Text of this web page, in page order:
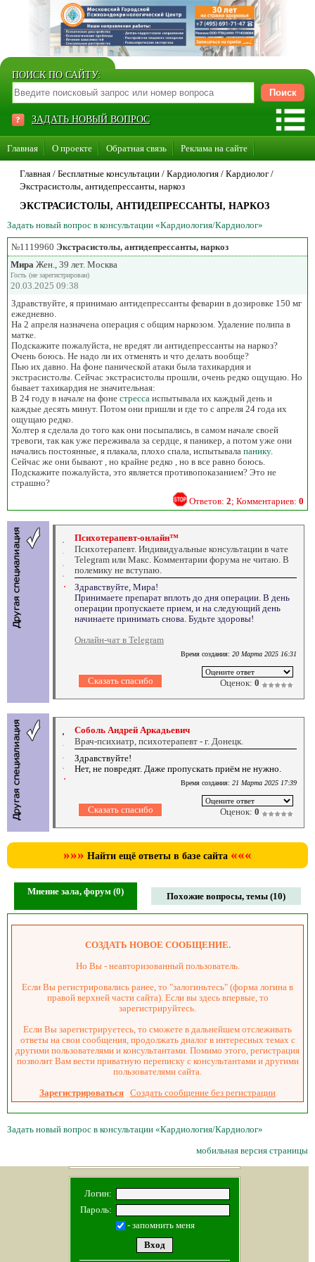
ПОИСК ПО САЙТУ:
ЗАДАТЬ НОВЫЙ ВОПРОС
Главная О проекте Обратная связь Реклама на сайте
Стать консультантом нашего сайта
Главная / Бесплатные консультации / Кардиология / Кардиолог /
Экстрасистолы, антидепрессанты, наркоз
ЭКСТРАСИСТОЛЫ, АНТИДЕПРЕССАНТЫ, НАРКОЗ
Задать новый вопрос в консультации «Кардиология/Кардиолог»
№1119960 Экстрасистолы, антидепрессанты, наркоз
Мира Жен., 39 лет. Москва
Гость (не зарегистрирован)
20.03.2025 09:38
Здравствуйте, я принимаю антидепрессанты феварин в дозировке 150 мг
ежедневно.
На 2 апреля назначена операция с общим наркозом. Удаление полипа в
матке.
Подскажите пожалуйста, не вредят ли антидепрессанты на наркоз?
Очень боюсь. Не надо ли их отменять и что делать вообще?
Пью их давно. На фоне панической атаки была тахикардия и
экстрасистолы. Сейчас экстрасистолы прошли, очень редко ощущаю. Но
бывает тахикардия не значительная:
В 24 году в начале на фоне стресса испытывала их каждый день и
каждые десять минут. Потом они пришли и где то с апреля 24 года их
ощущаю редко.
Холтер я сделала до того как они посыпались, в самом начале своей
тревоги, так как уже переживала за сердце, я паникер, а потом уже они
начались постоянные, я плакала, плохо спала, испытывала панику.
Сейчас же они бывают , но крайне редко , но в все равно боюсь.
Подскажите пожалуйста, это является противопоказанием? Это не
страшно?
Ответов: 2; Комментариев: 0
Психотерапевт-онлайн™
Психотерапевт. Индивидуальные консультации в чате
Telegram или Макс. Комментарии форума не читаю. В
полемику не вступаю.
Здравствуйте, Мира!
Принимаете препарат вплоть до дня операции. В день
операции пропускаете прием, и на следующий день
начинаете принимать снова. Будьте здоровы!
Онлайн-чат в Telegram
Время создания: 20 Марта 2025 16:31
Оценок: 0
Соболь Андрей Аркадьевич
Врач-психиатр, психотерапевт - г. Донецк.
Здравствуйте!
Нет, не повредят. Даже пропускать приём не нужно.
Время создания: 21 Марта 2025 17:39
Оценок: 0
»»» Найти ещё ответы в базе сайта «««
Мнение зала, форум (0) Похожие вопросы, темы (10)
СОЗДАТЬ НОВОЕ СООБЩЕНИЕ.
Но Вы - неавторизованный пользователь.
Если Вы регистрировались ранее, то "залогиньтесь" (форма логина в
правой верхней части сайта). Если вы здесь впервые, то
зарегистрируйтесь.
Если Вы зарегистрируетесь, то сможете в дальнейшем отслеживать
ответы на свои сообщения, продолжать диалог в интересных темах с
другими пользователями и консультантами. Помимо этого, регистрация
позволит Вам вести приватную переписку с консультантами и другими
пользователями сайта.
Зарегистрироваться Создать сообщение без регистрации
Задать новый вопрос в консультации «Кардиология/Кардиолог»
мобильная версия страницы
Логин:
Пароль:
- запомнить меня